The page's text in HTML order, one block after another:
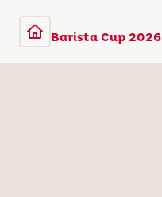
Barista Cup 2026